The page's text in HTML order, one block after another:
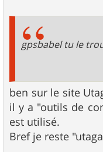
gpsbabel tu le
ben sur le site
il y a "outils de
est utilisé.
Bref je reste